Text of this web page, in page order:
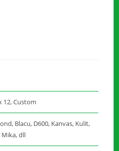
12, Custom
Blacu, D600, Kanvas, Kulit,
dll